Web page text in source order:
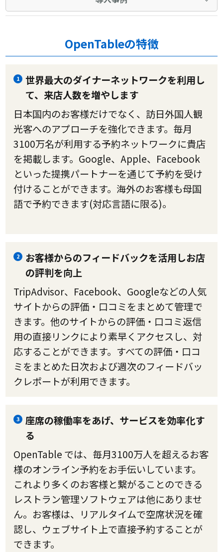
OpenTableの特徴
1
世界最大のダイナーネットワークを利用し
て、来店人数を増やします
日本国内のお客様だけでなく、訪日外国人観
光客へのアプローチを強化できます。毎月
3100万名が利用する予約ネットワークに貴店
を掲載します。Google、Apple、Facebook
といった提携パートナーを通じて予約を受け
付けることができます。海外のお客様も母国
語で予約できます(対応言語に限る)。
2
お客様からのフィードバックを活用しお店
の評判を向上
TripAdvisor、Facebook、Googleなどの人気
サイトからの評価・口コミをまとめて管理で
きます。他のサイトからの評価・口コミ返信
用の直接リンクにより素早くアクセスし、対
応することができます。すべての評価・口コ
ミをまとめた日次および週次のフィードバッ
クレポートが利用できます。
3
座席の稼働率をあげ、サービスを効率化す
る
OpenTable では、毎月3100万人を超えるお客
様のオンライン予約をお手伝いしています。
これより多くのお客様と繋がることのできる
レストラン管理ソフトウェアは他にありませ
ん。お客様は、リアルタイムで空席状況を確
認し、ウェブサイト上で直接予約することが
できます。